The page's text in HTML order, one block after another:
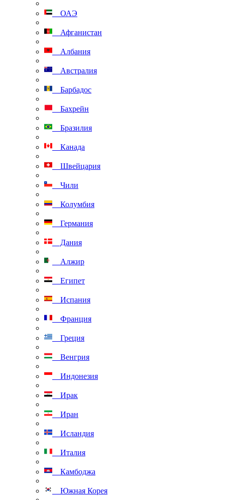
ОАЭ
Афганистан
Албания
Австралия
Барбадос
Бахрейн
Бразилия
Канада
Швейцария
Чили
Колумбия
Германия
Дания
Алжир
Египет
Испания
Франция
Греция
Венгрия
Индонезия
Ирак
Иран
Исландия
Италия
Камбоджа
Южная Корея